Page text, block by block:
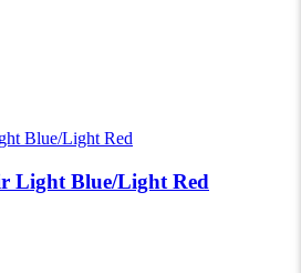
Light Blue/Light Red